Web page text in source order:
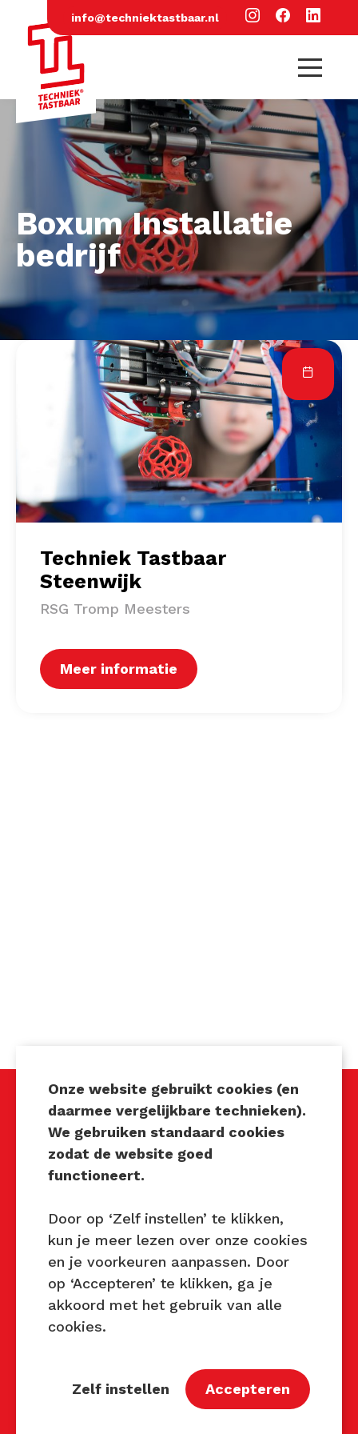
info@techniektastbaar.nl
Boxum Installatie
bedrijf
Techniek Tastbaar
Steenwijk
RSG Tromp Meesters
Meer informatie
Techniek Tastbaar
Mocht u interesse hebben om
vragen over dit evenement,
neem dan contact met ons op
via de gegevens.
Privacy Beleid
Disclaimer
Onze website gebruikt cookies (en
daarmee vergelijkbare technieken).
We gebruiken standaard cookies
zodat de website goed
functioneert.
Door op ‘Zelf instellen’ te klikken,
kun je meer lezen over onze cookies
en je voorkeuren aanpassen. Door
op ‘Accepteren’ te klikken, ga je
akkoord met het gebruik van alle
cookies.
Zelf instellen Accepteren